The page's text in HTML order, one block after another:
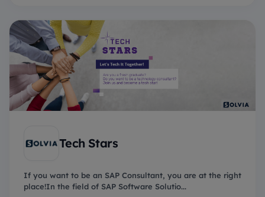
Tech Stars
If you want to be an SAP Consultant, you are at the right
place!In the field of SAP Software Solutio...